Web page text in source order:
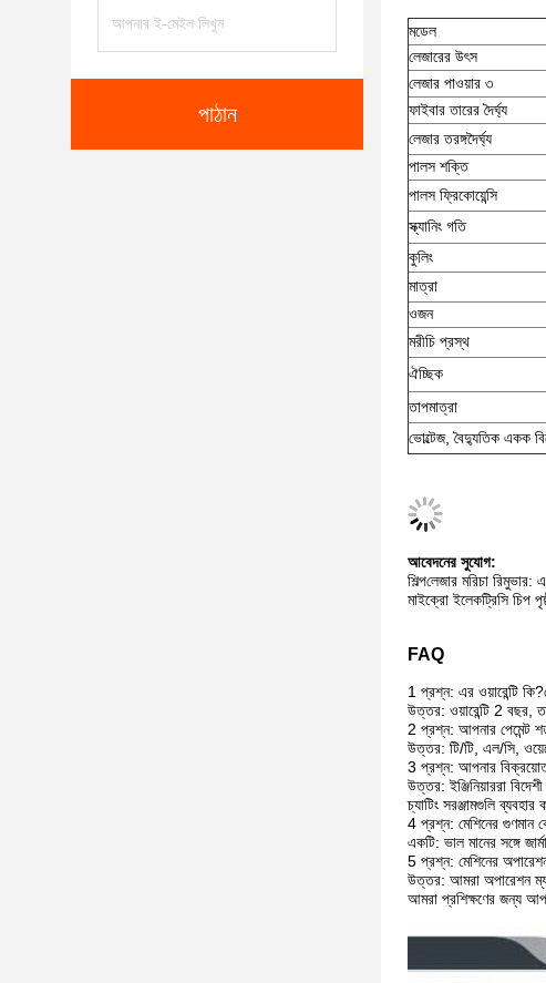
পাঠান
মডেল
লেজারের উৎস
লেজার পাওয়ার ৩
ফাইবার তারের দৈর্ঘ্য
লেজার তরঙ্গদৈর্ঘ্য
পালস শক্তি
পালস ফ্রিকোয়েন্সি
স্ক্যানিং গতি
কুলিং
মাত্রা
ওজন
মরীচি প্রস্থ
ঐচ্ছিক
তাপমাত্রা
ভোল্টেজ, বৈদ্যুতিক একক
আবেদনের সুযোগ:
শিল্পলেজার মরিচা রিমুভার:
মাইক্রো ইলেকট্রিসি চিপ
FAQ
1 প্রশ্ন: এর ওয়ারেন্টি কি?
উত্তর: ওয়ারেন্টি 2 বছর,
2 প্রশ্ন: আপনার পেমেন্ট
উত্তর: টি/টি, এল/সি,
3 প্রশ্ন: আপনার
উত্তর: ইঞ্জিনিয়াররা
চ্যাটিং সরঞ্জামগুলি ব্যবহার
4 প্রশ্ন: মেশিনের গুণমান
একটি: ভাল মানের সঙ্গে
5 প্রশ্ন: মেশিনের
উত্তর: আমরা অপারেশন
আমরা প্রশিক্ষণের জন্য